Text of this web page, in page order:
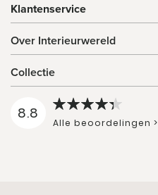
Klantenservice
Over Interieurwereld
Collectie
8.8
Alle beoordelingen >